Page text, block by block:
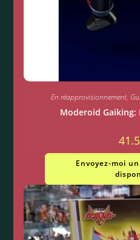
En réapprovisionnement,
Moderoid Gaiking:
Envoyez-moi